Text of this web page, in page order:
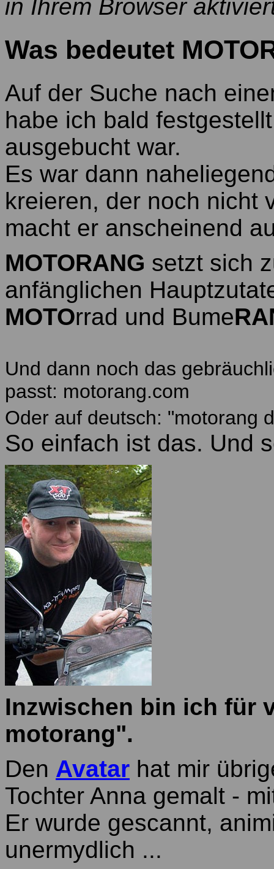
in Ihrem Browser
Was bedeutet
Auf der Suche nach
habe ich bald
ausgebucht war.
Es war dann
kreieren, der noch nicht
macht er anscheinend
MOTORANG setzt sich
anfänglichen
MOTOrrad und Bume
Und dann noch das
passt: motorang.com
Oder auf deutsch: "motorang
So einfach ist das. Und
Inzwischen bin ich für
motorang".
Den Avatar hat mir
Tochter Anna gemalt -
Er wurde gescannt,
unermydlich ...